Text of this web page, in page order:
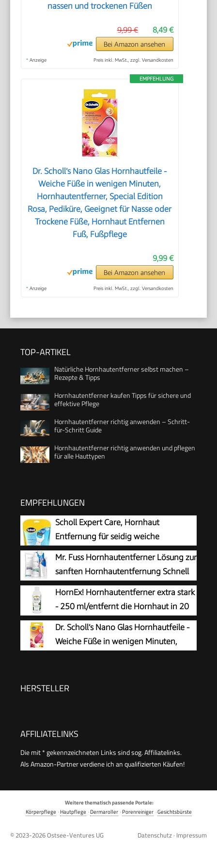
nassen und trockenen Füßen
8,49 €
9,99 €
Bei Amazon ansehen
* Anzeige Preis inkl. MwSt., zzgl. Versandkosten
EMPFEHLUNG
Dr. Scholl’s Nano Glas Hornhautfeile -
Weiche Füße in wenigen Minuten,
Hornhautentferner, Special Edition
Rosa, Pediküre, Geeignet für Nasse oder
Trockene Füße, Hornhaut Entfernen
Fuß, Fußpflege
9,99 €
Bei Amazon ansehen
* Anzeige Preis inkl. MwSt., zzgl. Versandkosten
TOP-ARTIKEL
Natürliche Hornhautentferner selbst machen –
Rezepte & Tipps
Hornhautentferner kaufen Tipps für sichere und
effektive Pflege
Hornhautentferner richtig anwenden – Schritt-
für-Schritt Guide
Hornhautentferner richtig anwenden und pflegen
für alle Hauttypen
EMPFEHLUNGEN
Scholl Expert Care, Hornhaut
Entfernung für seidig weiche
Füße,elektrischer Hornhautentferner
Meeresmineralien Rolle für präzise Ergebnisse,1
Gerät inkl. Rolle)1 Stück(1er Pack)
Mr. Fuss Hornhautentferner Lösung zur
sanften Hornhautentfernung Schnell
erweichende Lotion 250ml No. 4 im
Plus Pack. Fußpflege Pediküre Set ohne
Schleifen mit Sofort-Effekt.
HornEx! Hornhautentferner extra stark
- 250 ml/entfernt die Hornhaut in 20
Minuten
Dr. Scholl’s Nano Glas Hornhautfeile -
Weiche Füße in wenigen Minuten,
Trockene Füße, Hornhaut Entfernen Fuß,
HERSTELLER
AFFILIATELINKS
Die mit * gekennzeichneten Links sind sog. Affiliatelinks.
Als Amazon-Partner verdiene ich an qualifizierten Käufen!
Weitere thematisch passende Portale:
Körperpflege ·Hautpflege ·Dermaroller·Porenreiniger·Gesichtsbürste
© 2023-2026Ostsee-Ventures UG Datenschutz · Impressum